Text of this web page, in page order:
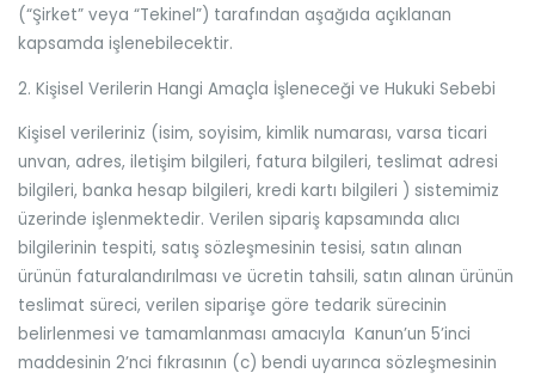
(“Şirket” veya “Tekinel”) tarafından aşağıda açıklanan
kapsamda işlenebilecektir.
2. Kişisel Verilerin Hangi Amaçla İşleneceği ve Hukuki Sebebi
Kişisel verileriniz (isim, soyisim, kimlik numarası, varsa ticari
unvan, adres, iletişim bilgileri, fatura bilgileri, teslimat adresi
bilgileri, banka hesap bilgileri, kredi kartı bilgileri ) sistemimiz
üzerinde işlenmektedir. Verilen sipariş kapsamında alıcı
bilgilerinin tespiti, satış sözleşmesinin tesisi, satın alınan
ürünün faturalandırılması ve ücretin tahsili, satın alınan ürünün
teslimat süreci, verilen siparişe göre tedarik sürecinin
belirlenmesi ve tamamlanması amacıyla Kanun’un 5’inci
maddesinin 2’nci fıkrasının (c) bendi uyarınca sözleşmesinin